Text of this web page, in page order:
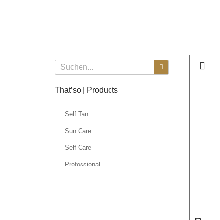
That’so | Products
Self Tan
Sun Care
Self Care
Professional